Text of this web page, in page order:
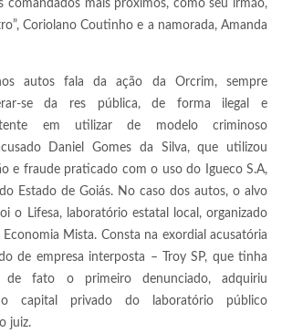
comandados mais próximos, como seu irmão,
Coriolano Coutinho e a namorada, Amanda
autos fala da ação da Orcrim, sempre
se da res pública, de forma ilegal e
em utilizar de modelo criminoso
Daniel Gomes da Silva, que utilizou
e fraude praticado com o uso do Igueco S.A,
Estado de Goiás. No caso dos autos, o alvo
o Lifesa, laboratório estatal local, organizado
Mista. Consta na exordial acusatória
de empresa interposta – Troy SP, que tinha
de fato o primeiro denunciado, adquiriu
o capital privado do laboratório público
juiz.